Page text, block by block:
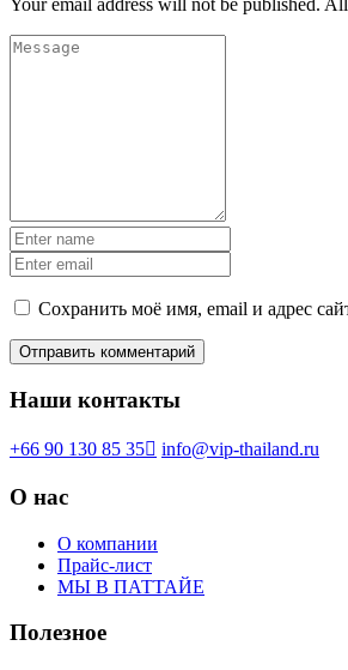
Сохранить моё имя, email и адрес
Наши контакты
+66 90 130 85 35 info@vip-thailand.ru
О нас
О компании
Прайс-лист
МЫ В ПАТТАЙЕ
Полезное